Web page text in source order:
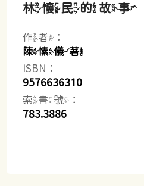
林懷民的故事
作者：
陳愫儀著
ISBN：
9576636310
索書號：
783.3886